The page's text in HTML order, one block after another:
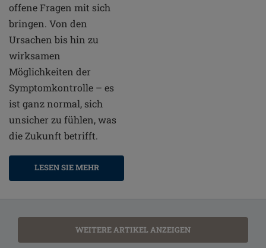
offene Fragen mit sich
bringen. Von den
Ursachen bis hin zu
wirksamen
Möglichkeiten der
Symptomkontrolle – es
ist ganz normal, sich
unsicher zu fühlen, was
die Zukunft betrifft.
LESEN SIE MEHR
WEITERE ARTIKEL ANZEIGEN